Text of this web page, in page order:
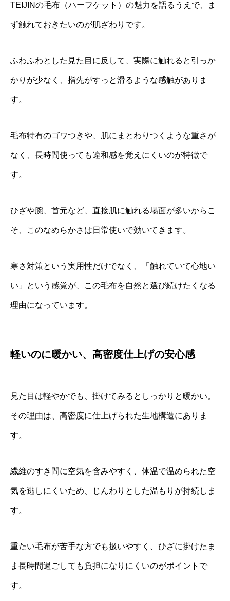
TEIJINの毛布（ハーフケット）の魅力を語るうえで、ま
ず触れておきたいのが肌ざわりです。
ふわふわとした見た目に反して、実際に触れると引っか
かりが少なく、指先がすっと滑るような感触がありま
す。
毛布特有のゴワつきや、肌にまとわりつくような重さが
なく、長時間使っても違和感を覚えにくいのが特徴で
す。
ひざや腕、首元など、直接肌に触れる場面が多いからこ
そ、このなめらかさは日常使いで効いてきます。
寒さ対策という実用性だけでなく、「触れていて心地い
い」という感覚が、この毛布を自然と選び続けたくなる
理由になっています。
軽いのに暖かい、高密度仕上げの安心感
見た目は軽やかでも、掛けてみるとしっかりと暖かい。
その理由は、高密度に仕上げられた生地構造にありま
す。
繊維のすき間に空気を含みやすく、体温で温められた空
気を逃しにくいため、じんわりとした温もりが持続しま
す。
重たい毛布が苦手な方でも扱いやすく、ひざに掛けたま
ま長時間過ごしても負担になりにくいのがポイントで
す。